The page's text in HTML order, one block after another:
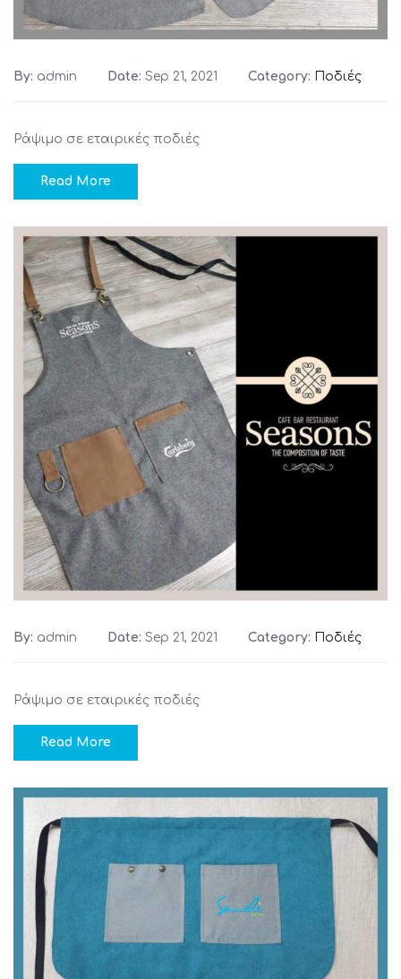
By: admin Date: Sep 21, 2021 Category: Ποδιές
Ράψιμο σε εταιρικές ποδιές
Read More
By: admin Date: Sep 21, 2021 Category: Ποδιές
Ράψιμο σε εταιρικές ποδιές
Read More